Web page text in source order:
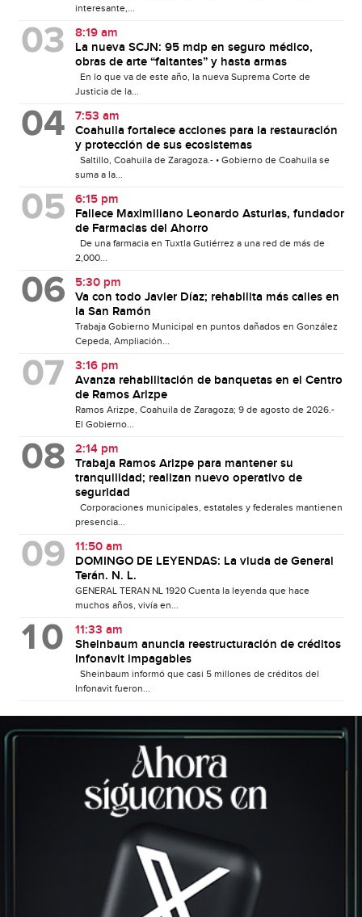
interesante,...
8:19 am
La nueva SCJN: 95 mdp en seguro médico,
obras de arte “faltantes” y hasta armas
En lo que va de este año, la nueva Suprema Corte de
Justicia de la...
7:53 am
Coahuila fortalece acciones para la restauración
y protección de sus ecosistemas
Saltillo, Coahuila de Zaragoza.- • Gobierno de Coahuila se
suma a la...
6:15 pm
Fallece Maximiliano Leonardo Asturias, fundador
de Farmacias del Ahorro
De una farmacia en Tuxtla Gutiérrez a una red de más de
2,000...
5:30 pm
Va con todo Javier Díaz; rehabilita más calles en
la San Ramón
Trabaja Gobierno Municipal en puntos dañados en González
Cepeda, Ampliación...
3:16 pm
Avanza rehabilitación de banquetas en el Centro
de Ramos Arizpe
Ramos Arizpe, Coahuila de Zaragoza; 9 de agosto de 2026.-
El Gobierno...
2:14 pm
Trabaja Ramos Arizpe para mantener su
tranquilidad; realizan nuevo operativo de
seguridad
Corporaciones municipales, estatales y federales mantienen
presencia...
11:50 am
DOMINGO DE LEYENDAS: La viuda de General
Terán. N. L.
GENERAL TERAN NL 1920 Cuenta la leyenda que hace
muchos años, vivía en...
11:33 am
Sheinbaum anuncia reestructuración de créditos
Infonavit impagables
Sheinbaum informó que casi 5 millones de créditos del
Infonavit fueron...